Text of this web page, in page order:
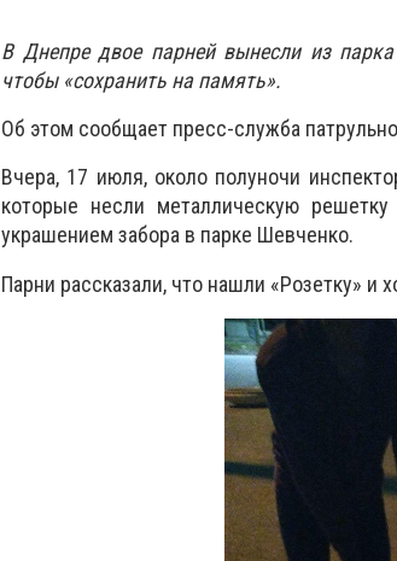
В Днепре двое парней вынесли из парка
чтобы «сохранить на память».
Об этом сообщает пресс-служба
Вчера, 17 июля, около полуночи
которые несли металлическую
украшением забора в парке Шевченко.
Парни рассказали, что нашли «Розетку» и